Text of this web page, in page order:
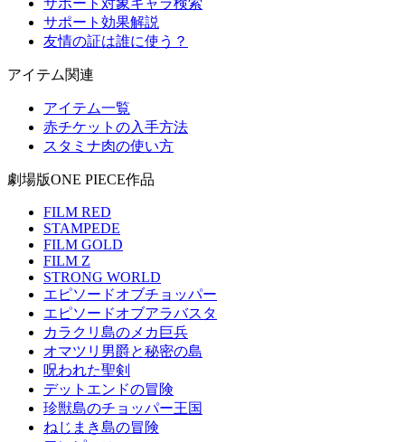
サポート対象キャラ検索
サポート効果解説
友情の証は誰に使う？
アイテム関連
アイテム一覧
赤チケットの入手方法
スタミナ肉の使い方
劇場版ONE PIECE作品
FILM RED
STAMPEDE
FILM GOLD
FILM Z
STRONG WORLD
エピソードオブチョッパー
エピソードオブアラバスタ
カラクリ島のメカ巨兵
オマツリ男爵と秘密の島
呪われた聖剣
デットエンドの冒険
珍獣島のチョッパー王国
ねじまき島の冒険